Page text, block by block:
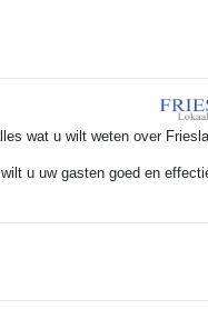
wat u wilt weten over
u uw gasten goed en